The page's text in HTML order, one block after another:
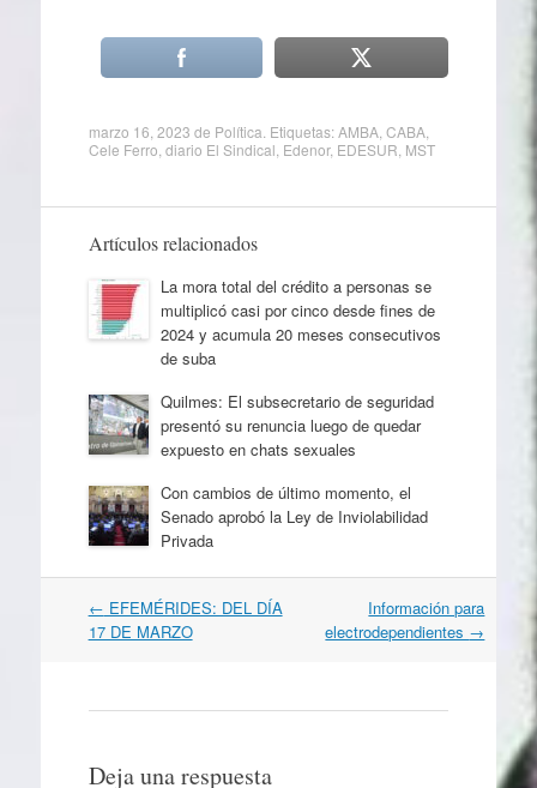
marzo 16, 2023 de Política . Etiquetas:AMBA, CABA,
Cele Ferro diario El Sindical Edenor, EDESUR MST
Artículos relacionados
La mora total del crédito a personas se
multiplicó casi por cinco desde fines de
2024 y acumula 20 meses consecutivos
de suba
Quilmes: El subsecretario de seguridad
presentó su renuncia luego de quedar
expuesto en chats sexuales
Con cambios de último momento, el
Senado aprobó la Ley de Inviolabilidad
Privada
Navegación
por
← EFEMÉRIDES: DEL DÍA
17 DE MARZO
Información para
electrodependientes →
Deja una respuesta